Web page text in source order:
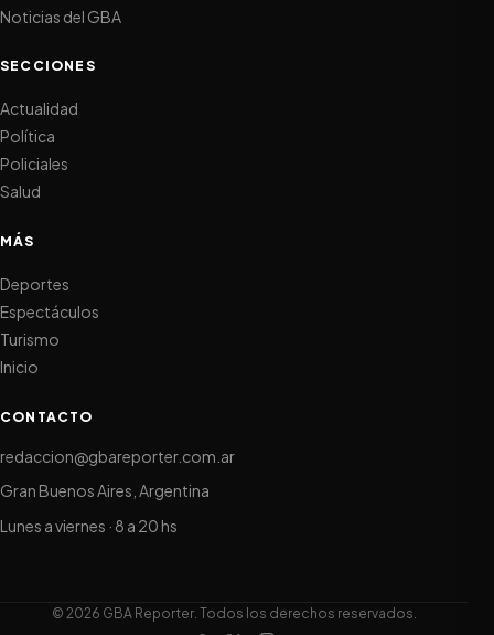
Noticias del GBA
SECCIONES
Actualidad
Política
Policiales
Salud
MÁS
Deportes
Espectáculos
Turismo
Inicio
CONTACTO
redaccion@gbareporter.com.ar
Gran Buenos Aires, Argentina
Lunes a viernes · 8 a 20 hs
© 2026 GBA Reporter. Todos los derechos reservados.